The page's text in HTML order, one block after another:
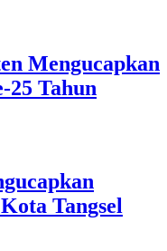
Mengucapkan
25 Tahun
Tangsel